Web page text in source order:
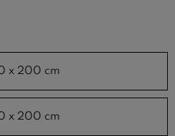
která splní vaše požadavky a
160x200 cm
180x200 cm
x 200 cm
x 200 cm